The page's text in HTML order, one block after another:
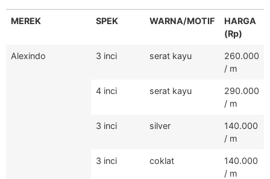
MEREK SPEK WARNA/MOTIF
HARGA
(Rp)
Alexindo 3 inci serat kayu
260.000
/ m
4 inci serat kayu
290.000
/ m
3 inci silver
140.000
/ m
3 inci coklat
140.000
/ m